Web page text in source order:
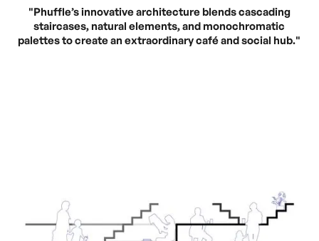
"Phuffle’s innovative architecture blends cascading
staircases, natural elements, and monochromatic
palettes to create an extraordinary café and social hub."